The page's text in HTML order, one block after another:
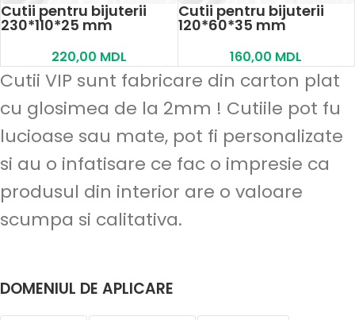
DOMENIUL DE APLICARE
Cutii pentru bijuterii
230*110*25 mm
220,00 MDL
Cutii pentru bijuterii
120*60*35 mm
160,00 MDL
Cutii VIP sunt fabricare din carton plat
cu glosimea de la 2mm ! Cutiile pot fu
lucioase sau mate, pot fi personalizate
si au o infatisare ce fac o impresie ca
produsul din interior are o valoare
scumpa si calitativa.